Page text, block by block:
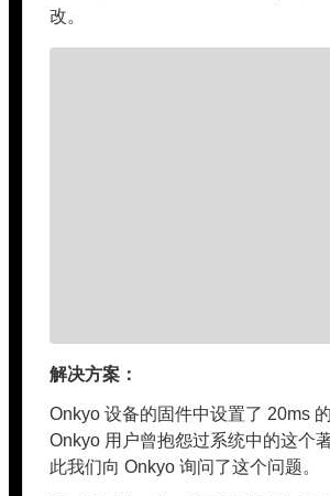
改。
解决方案：
Onkyo 设备的固件中设置了 20ms
Onkyo 用户曾抱怨过系统中的这个
此我们向 Onkyo 询问了这个问题。